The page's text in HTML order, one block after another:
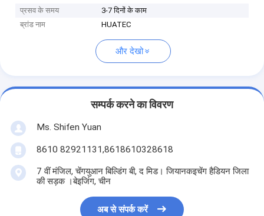
प्रसव के समय
3-7 दिनों के काम
ब्रांड नाम
HUATEC
और देखो
सम्पर्क करने का विवरण
Ms. Shifen Yuan
8610 82921131,8618610328618
7 वीं मंजिल, चेंगयुआन बिल्डिंग बी, द मिड। जियानकइचेंग हैडियन जिला
की सड़क ।बेइजिंग, चीन
अब से संपर्क करें